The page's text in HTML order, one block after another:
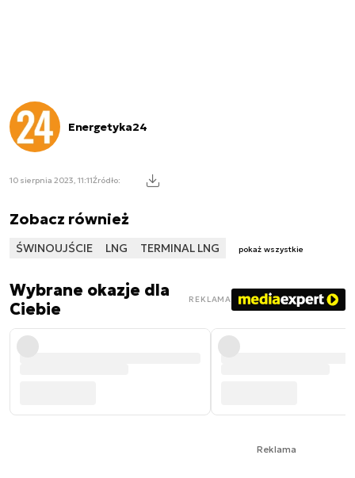
Energetyka24
10 sierpnia 2023, 11:11Źródło:
Zobacz również
ŚWINOUJŚCIE LNG TERMINAL LNG pokaż wszystkie
Wybrane okazje dla
Ciebie
REKLAMA
Reklama